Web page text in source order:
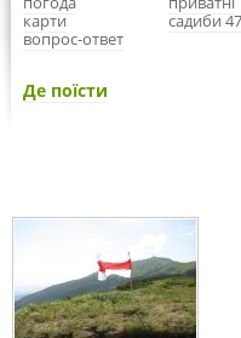
карти
вопрос-ответ
садиби 47
Де поїсти